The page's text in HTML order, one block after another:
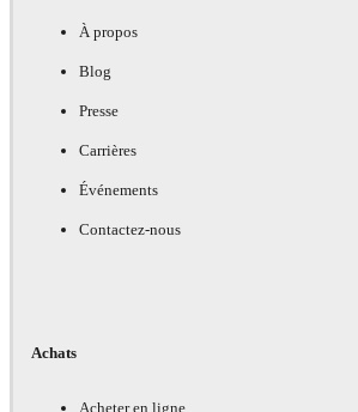
À propos
Blog
Presse
Carrières
Événements
Contactez-nous
Achats
Acheter en ligne